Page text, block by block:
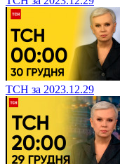
ТСН за 2023.12.29